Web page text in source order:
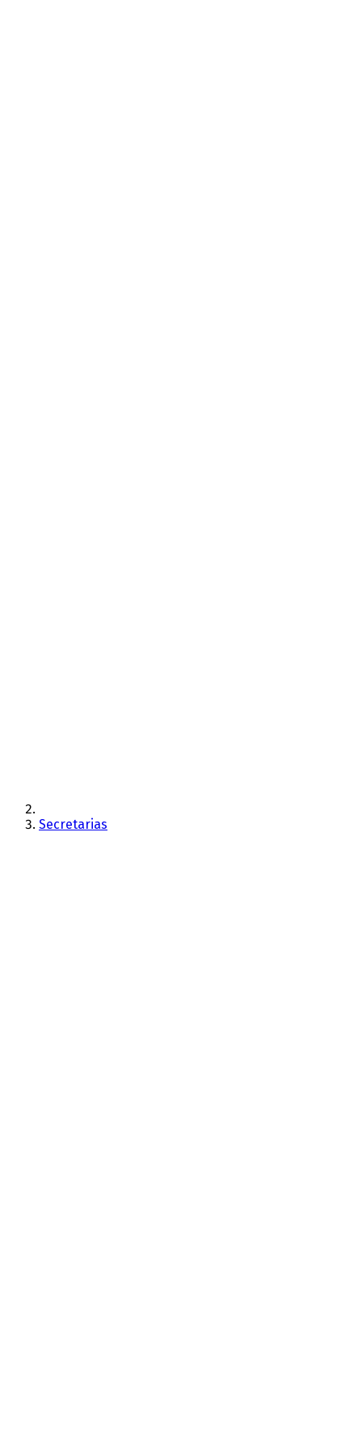
Secretarias